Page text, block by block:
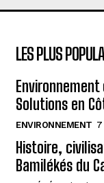
LES PLUS
Solutions en
ENVIRONNEMENT 7
Histoire,
Bamilékés du